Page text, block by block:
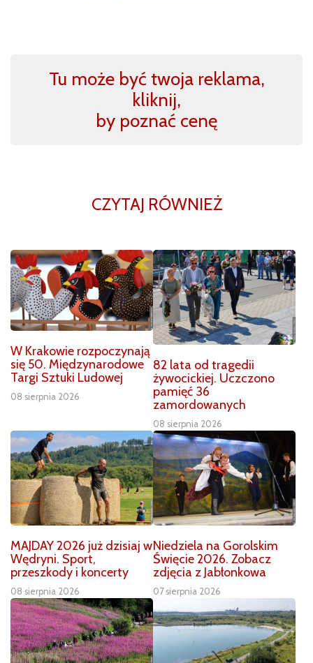
Tu może być twoja reklama,
kliknij,
by poznać cenę
CZYTAJ RÓWNIEŻ
W Krakowie rozpoczynają
się 50. Międzynarodowe
Targi Sztuki Ludowej
08 sierpnia 2026
82 lata od tragedii
żywocickiej. Uczczono
pamięć 36
zamordowanych
08 sierpnia 2026
MAJDAY 2026 już dzisiaj w
Wędryni. Sport,
przeszkody i koncerty
08 sierpnia 2026
Niedziela na Gorolskim
Święcie 2026. Zobacz
zdjęcia z Jabłonkowa
07 sierpnia 2026